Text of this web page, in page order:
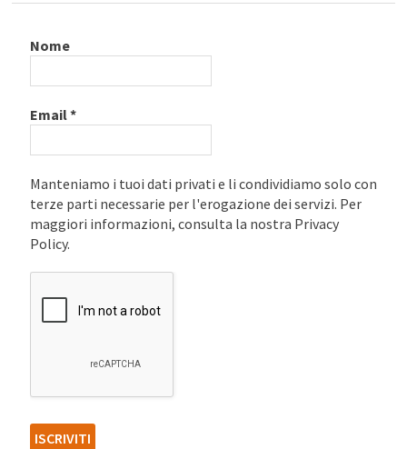
Nome
Email*
Manteniamo i tuoi dati privati e li condividiamo solo con
terze parti necessarie per l'erogazione dei servizi. Per
maggiori informazioni, consulta la nostra Privacy
Policy.